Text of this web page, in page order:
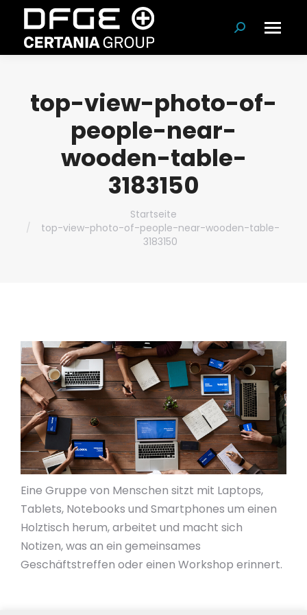
Suchen:
top-view-photo-of-
people-near-
wooden-table-
3183150
Startseite
top-view-photo-of-people-near-wooden-table-
3183150
Eine Gruppe von Menschen sitzt mit Laptops,
Tablets, Notebooks und Smartphones um einen
Holztisch herum, arbeitet und macht sich
Notizen, was an ein gemeinsames
Geschäftstreffen oder einen Workshop erinnert.